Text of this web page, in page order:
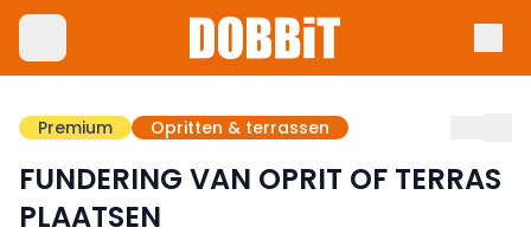
Premium Opritten & terrassen
FUNDERING VAN OPRIT OF TERRAS
PLAATSEN